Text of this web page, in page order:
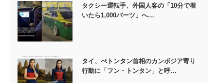
タクシー運転手、外国人客の「10分で着
いたら1,000バーツ」へ…
タイ、ぺトンタン首相のカンボジア寄り
行動に「フン・トンタン」と呼…